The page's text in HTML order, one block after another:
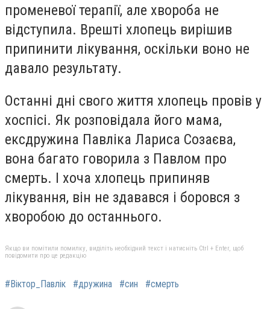
променевої терапії, але хвороба не
відступила. Врешті хлопець вирішив
припинити лікування, оскільки воно не
давало результату.
Останні дні свого життя хлопець провів у
хоспісі. Як розповідала його мама,
ексдружина Павліка Лариса Созаєва,
вона багато говорила з Павлом про
смерть. І хоча хлопець припиняв
лікування, він не здавався і боровся з
хворобою до останнього.
Якщо ви помітили помилку, виділіть необхідний текст і натисніть Ctrl + Enter, щоб
повідомити про це редакцію
#Віктор_Павлік #дружина #син #смерть